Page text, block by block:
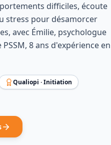
difficiles, écoute
stress pour désamorcer
avec Émilie, psychologue
8 ans d'expérience en
Qualiopi ·Initiation